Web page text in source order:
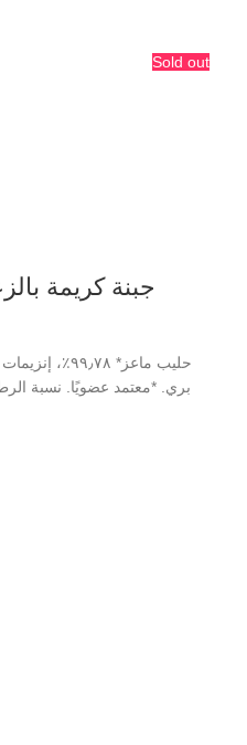
Sold out
جبنة كريمة بالزعتر
حليب ماعز*